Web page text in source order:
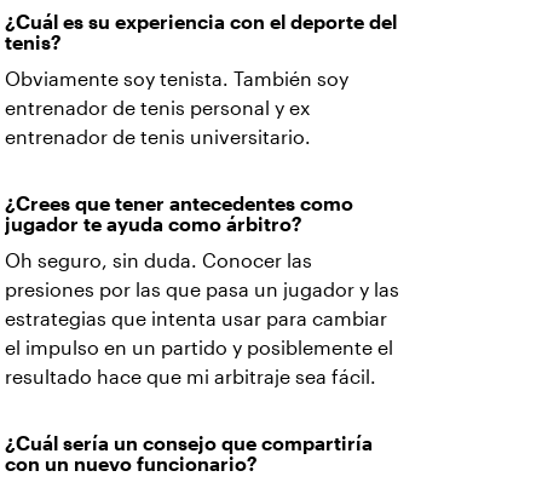
¿Cuál es su experiencia con el deporte del
tenis?
Obviamente soy tenista. También soy
entrenador de tenis personal y ex
entrenador de tenis universitario.
¿Crees que tener antecedentes como
jugador te ayuda como árbitro?
Oh seguro, sin duda. Conocer las
presiones por las que pasa un jugador y las
estrategias que intenta usar para cambiar
el impulso en un partido y posiblemente el
resultado hace que mi arbitraje sea fácil.
¿Cuál sería un consejo que compartiría
con un nuevo funcionario?